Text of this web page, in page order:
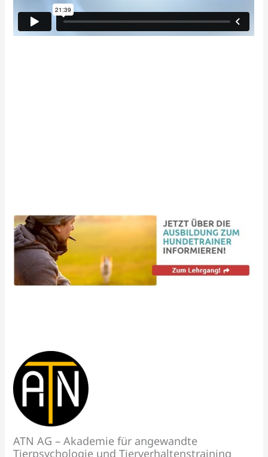
ATN AG – Akademie für angewandte
Tierpsychologie und Tierverhaltenstraining